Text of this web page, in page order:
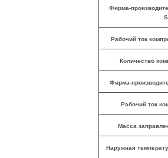
Фирма-
Рабочий ток
Количество
Фирма-
Рабочий ток
Масса
Наружная